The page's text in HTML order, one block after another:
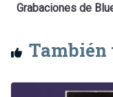
Grabaciones de
También